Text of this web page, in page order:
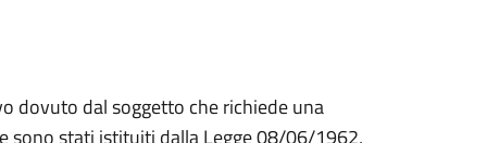
dovuto dal soggetto che richiede una
sono stati istituiti dalla Legge 08/06/1962,